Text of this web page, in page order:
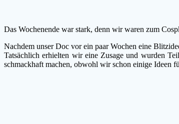
Das Wochenende war stark, denn wir waren zum
Nachdem unser Doc vor ein paar Wochen eine
Tatsächlich erhielten wir eine Zusage und wurden
schmackhaft machen, obwohl wir schon einige Ideen